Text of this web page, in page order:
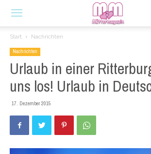
Start Nachrichten
Nachrichten
Urlaub in einer
uns los! Urlaub in
17. Dezember 2015